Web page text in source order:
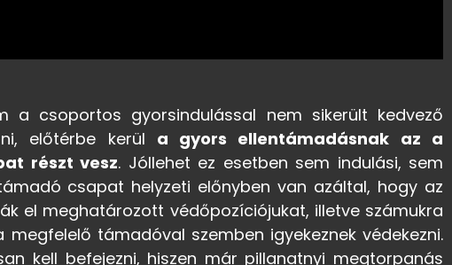
a csoportos gyorsindulással nem sikerült kedvező
előtérbe kerül a gyors ellentámadásnak az a
részt vesz. Jóllehet ez esetben sem indulási, sem
csapat helyzeti előnyben van azáltal, hogy az
el meghatározott védőpozíciójukat, illetve számukra
támadóval szemben igyekeznek védekezni.
kell befejezni, hiszen már pillanatnyi megtorpanás